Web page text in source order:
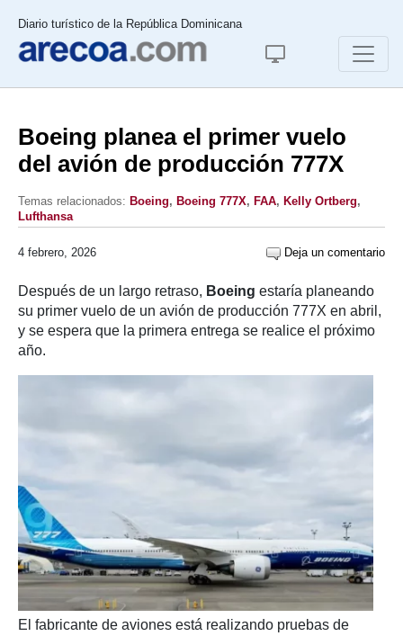
Diario turístico de la República Dominicana
Boeing planea el primer vuelo
del avión de producción 777X
Temas relacionados: Boeing, Boeing 777X, FAA, Kelly Ortberg,
Lufthansa
4 febrero, 2026 Deja un comentario
Después de un largo retraso, Boeing estaría planeando
su primer vuelo de un avión de producción 777X en abril,
y se espera que la primera entrega se realice el próximo
año.
El fabricante de aviones está realizando pruebas de